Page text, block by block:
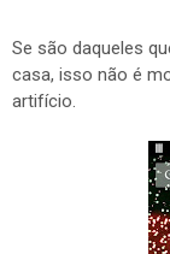
Se são daqueles
casa, isso não é
artifício.